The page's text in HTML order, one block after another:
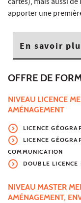
apporter une
En savoir
OFFRE DE
NIVEAU LICENCE
AMÉNAGEMENT
LICENCE
LICENCE
COMMUNICATION
DOUBLE
NIVEAU MASTER
AMÉNAGEMENT,